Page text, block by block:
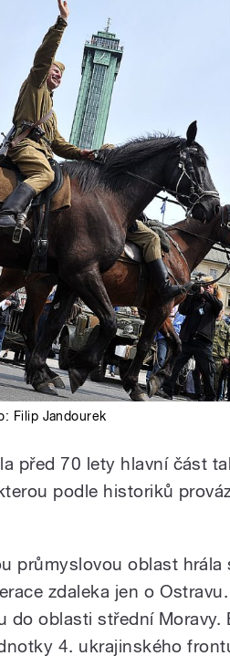
Filip Jandourek
před 70 lety hlavní část
podle historiků
průmyslovou oblast hrála
zdaleka jen o
do oblasti střední Moravy.
4. ukrajinského